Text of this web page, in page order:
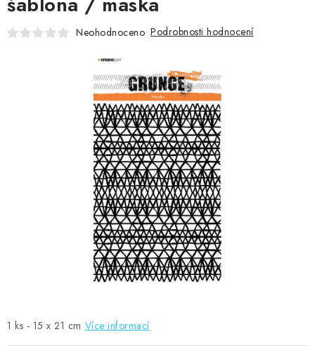
KNIHAŘSKÝ MATERIÁL
MOJE OBJEDNÁVKA
Kontakty Moje objednávka
Oblíbené ♥️
Hodnocení obchodu
Obchodní podmínky
Podmínky ochrany osobních údajů
Ověřování recenzí
1 ks - 15 x 21 cm Více informací
Neohodnoceno Podrobnosti hodnocení